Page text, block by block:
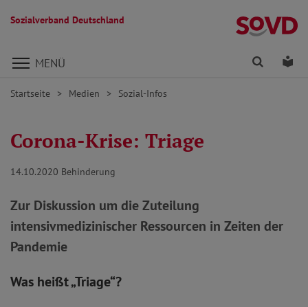
Sozialverband Deutschland
Direkt zu den Inhalten springen
MENÜ Finden
Startseite Medien Sozial-Infos
Corona-Krise: Triage
14.10.2020 Behinderung
Zur Diskussion um die Zuteilung
intensivmedizinischer Ressourcen in Zeiten der
Pandemie
Was heißt „Triage“?